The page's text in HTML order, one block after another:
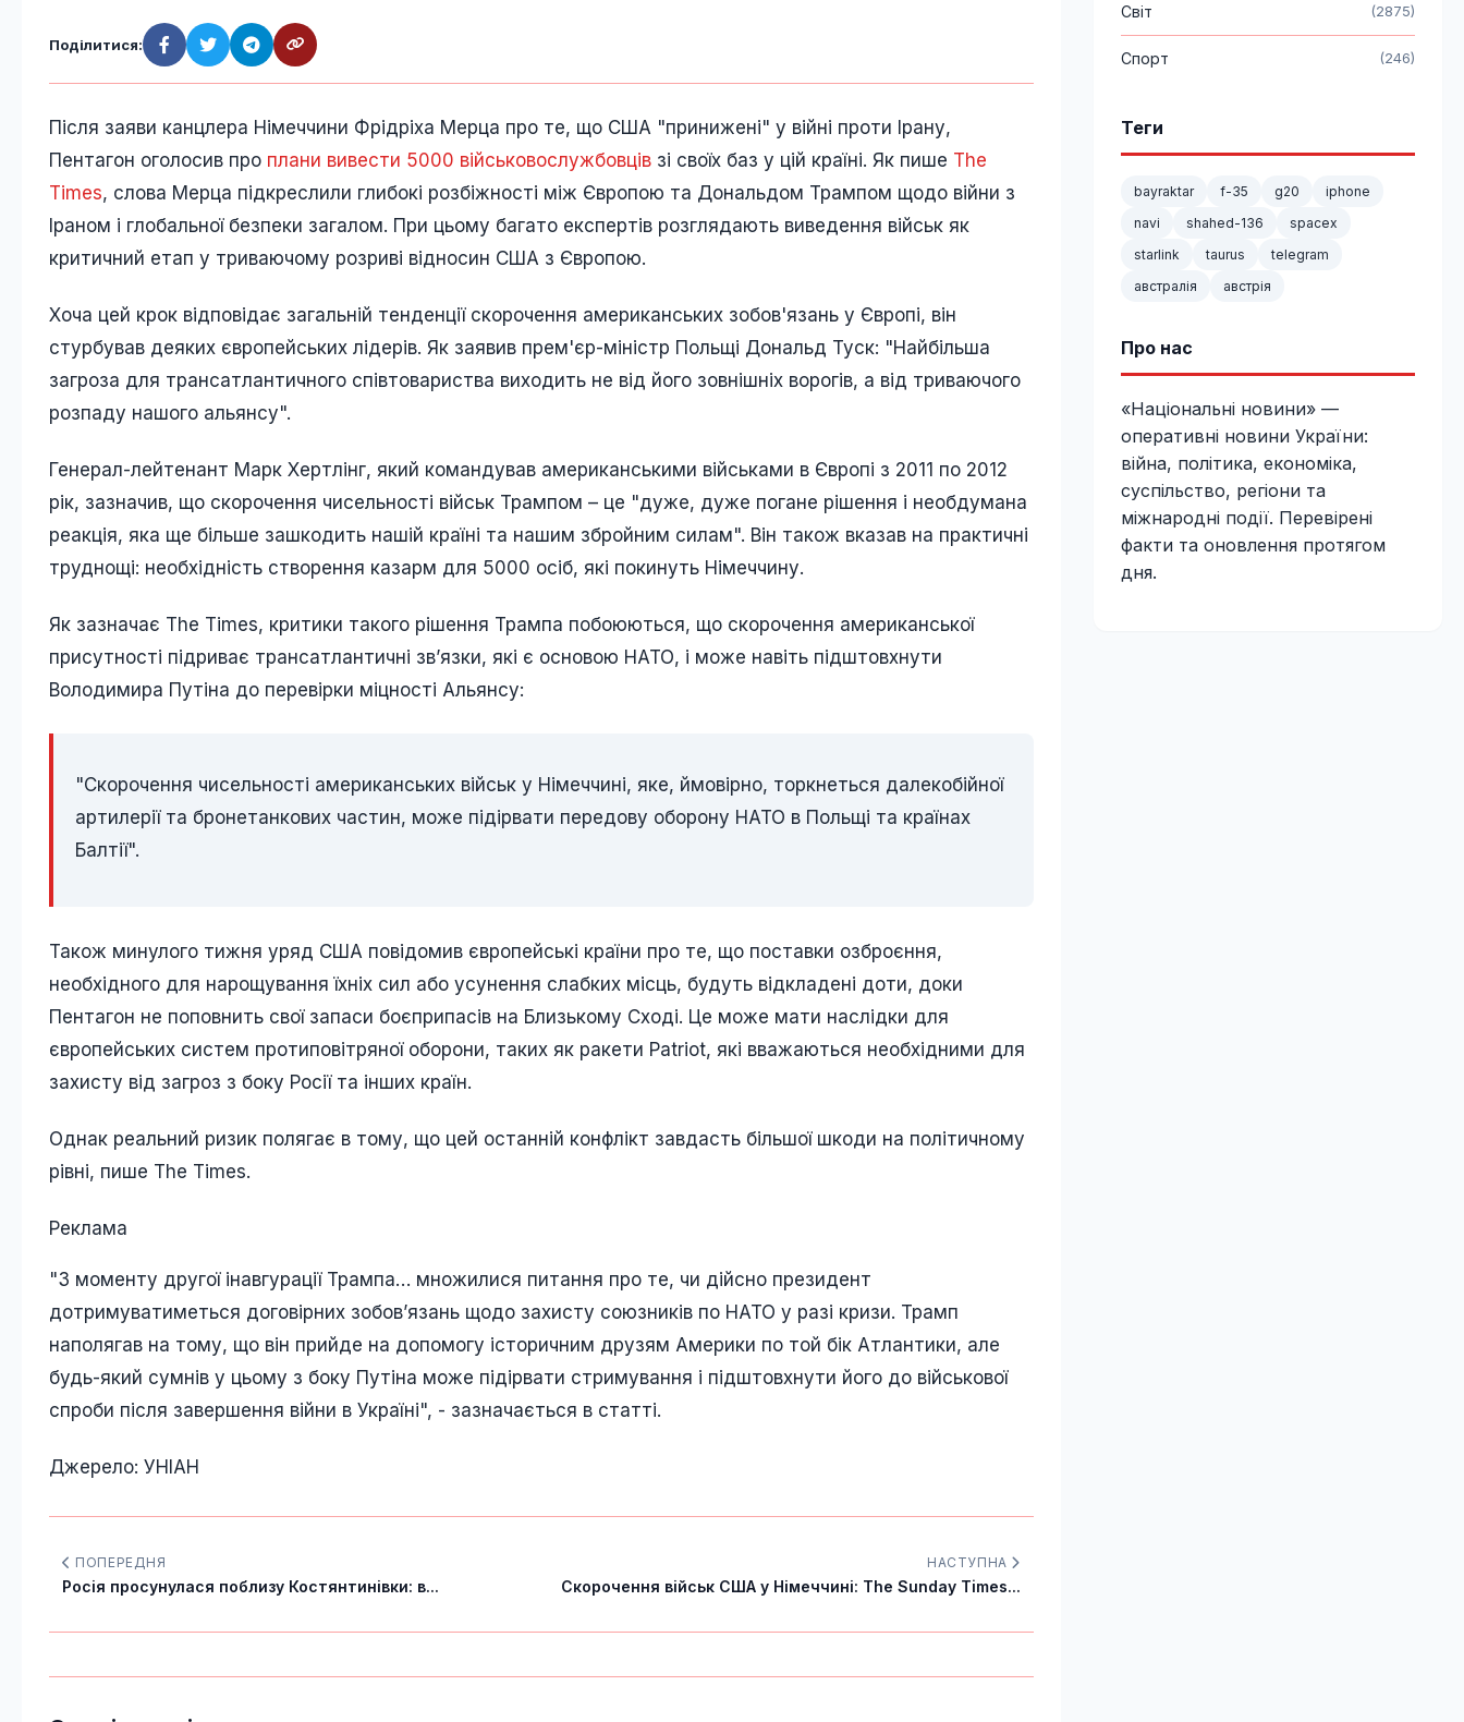
Поділитися:
Після заяви канцлера Німеччини Фрідріха Мерца про те, що США "принижені" у війні проти Ірану,
Пентагон оголосив про плани вивести 5000 військовослужбовців зі своїх баз у цій країні. Як пише The
Times, слова Мерца підкреслили глибокі розбіжності між Європою та Дональдом Трампом щодо війни з
Іраном і глобальної безпеки загалом. При цьому багато експертів розглядають виведення військ як
критичний етап у триваючому розриві відносин США з Європою.
Хоча цей крок відповідає загальній тенденції скорочення американських зобов'язань у Європі, він
стурбував деяких європейських лідерів. Як заявив прем'єр-міністр Польщі Дональд Туск: "Найбільша
загроза для трансатлантичного співтовариства виходить не від його зовнішніх ворогів, а від триваючого
розпаду нашого альянсу".
Генерал-лейтенант Марк Хертлінг, який командував американськими військами в Європі з 2011 по 2012
рік, зазначив, що скорочення чисельності військ Трампом – це "дуже, дуже погане рішення і необдумана
реакція, яка ще більше зашкодить нашій країні та нашим збройним силам". Він також вказав на практичні
труднощі: необхідність створення казарм для 5000 осіб, які покинуть Німеччину.
Як зазначає The Times, критики такого рішення Трампа побоюються, що скорочення американської
присутності підриває трансатлантичні зв’язки, які є основою НАТО, і може навіть підштовхнути
Володимира Путіна до перевірки міцності Альянсу:
"Скорочення чисельності американських військ у Німеччині, яке, ймовірно, торкнеться далекобійної
артилерії та бронетанкових частин, може підірвати передову оборону НАТО в Польщі та країнах
Балтії".
Також минулого тижня уряд США повідомив європейські країни про те, що поставки озброєння,
необхідного для нарощування їхніх сил або усунення слабких місць, будуть відкладені доти, доки
Пентагон не поповнить свої запаси боєприпасів на Близькому Сході. Це може мати наслідки для
європейських систем протиповітряної оборони, таких як ракети Patriot, які вважаються необхідними для
захисту від загроз з боку Росії та інших країн.
Однак реальний ризик полягає в тому, що цей останній конфлікт завдасть більшої шкоди на політичному
рівні, пише The Times.
Реклама
"З моменту другої інавгурації Трампа… множилися питання про те, чи дійсно президент
дотримуватиметься договірних зобов’язань щодо захисту союзників по НАТО у разі кризи. Трамп
наполягав на тому, що він прийде на допомогу історичним друзям Америки по той бік Атлантики, але
будь-який сумнів у цьому з боку Путіна може підірвати стримування і підштовхнути його до військової
спроби після завершення війни в Україні", - зазначається в статті.
Джерело: УНІАН
ПОПЕРЕДНЯ
Росія просунулася поблизу Костянтинівки: в...
НАСТУПНА
Скорочення військ США у Німеччині: The Sunday Times...
Світ (2875)
Спорт (246)
Теги
bayraktar f-35 g20
iphone
navi
shahed-136
spacex
starlink
taurus
telegram
австралія
австрія
Про нас
«Національні новини» —
оперативні новини України:
війна, політика, економіка,
суспільство, регіони та
міжнародні події. Перевірені
факти та оновлення протягом
дня.